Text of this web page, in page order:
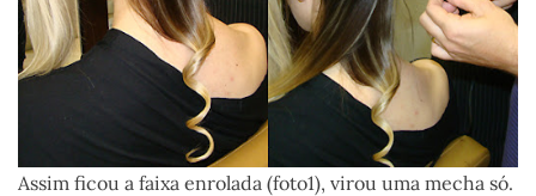
Assim ficou a faixa enrolada (foto1), virou uma mecha só.